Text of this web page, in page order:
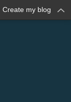
Create my blog